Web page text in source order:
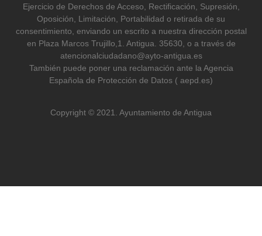
Ejercicio de Derechos de Acceso, Rectificación, Supresión,
Oposición, Limitación, Portabilidad o retirada de su
consentimiento, enviando un escrito a nuestra dirección postal
en Plaza Marcos Trujillo,1. Antigua. 35630, o a través de
atencionalciudadano@ayto-antigua.es
También puede poner una reclamación ante la Agencia
Española de Protección de Datos ( aepd.es)
Copyright © 2021. Ayuntamiento de Antigua